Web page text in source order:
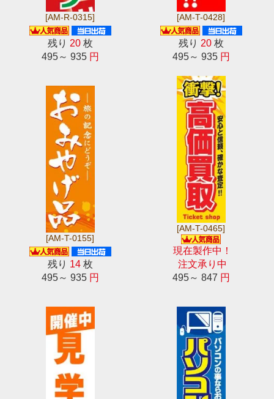
[AM-R-0315]
残り 20枚
495～ 935 円
[AM-T-0428]
残り 20枚
495～ 935 円
[AM-T-0155]
残り 14枚
495～ 935 円
[AM-T-0465]
現在製作中！
注文承り中
495～ 847 円